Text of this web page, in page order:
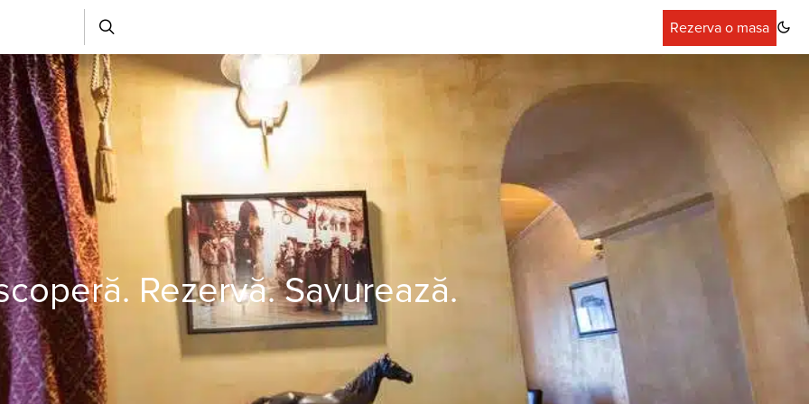
Rezerva o masa
Rezervă. Savurează.